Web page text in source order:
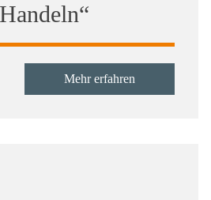
Mehr erfahren